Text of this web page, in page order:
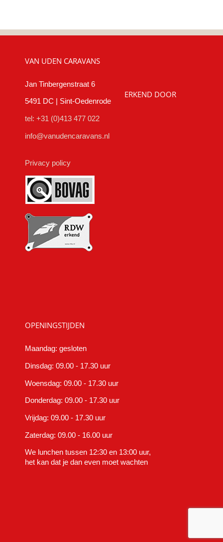
VAN UDEN CARAVANS
Jan Tinbergenstraat 6
5491 DC | Sint-Oedenrode
tel: +31 (0)413 477 022
info@vanudencaravans.nl
Privacy policy
ERKEND DOOR
OPENINGSTIJDEN
Maandag: gesloten
Dinsdag: 09.00 - 17.30 uur
Woensdag: 09.00 - 17.30 uur
Donderdag: 09.00 - 17.30 uur
Vrijdag: 09.00 - 17.30 uur
Zaterdag: 09.00 - 16.00 uur
We lunchen tussen 12:30 en 13:00 uur,
het kan dat je dan even moet wachten